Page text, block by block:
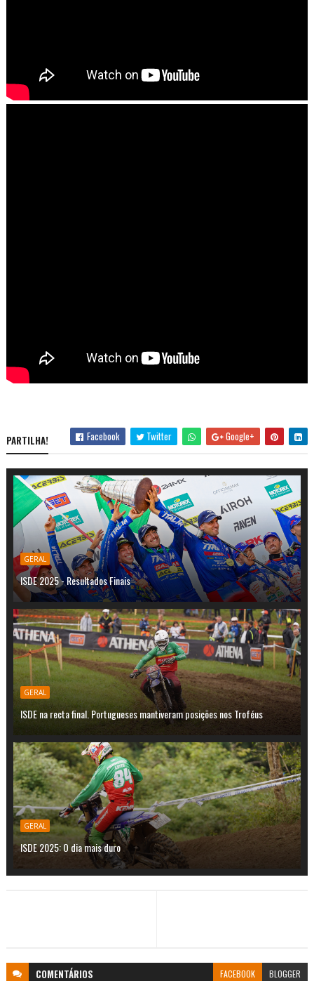
PARTILHA! Facebook Twitter Google+
GERAL
ISDE 2025 - Resultados Finais
GERAL
ISDE na recta final. Portugueses mantiveram posições nos Troféus
GERAL
ISDE 2025: O dia mais duro
COMENTÁRIOS FACEBOOK BLOGGER